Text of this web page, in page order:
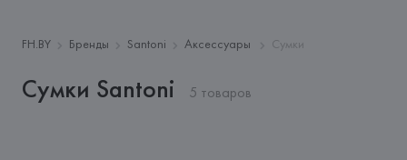
FH.BY Бренды Santoni Аксессуары Сумки
Сумки Santoni 5 товаров